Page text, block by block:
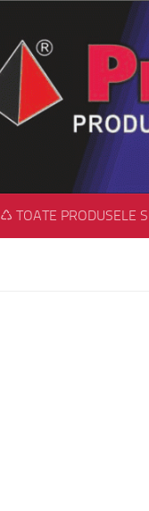
♺ TOATE PRODUSELE